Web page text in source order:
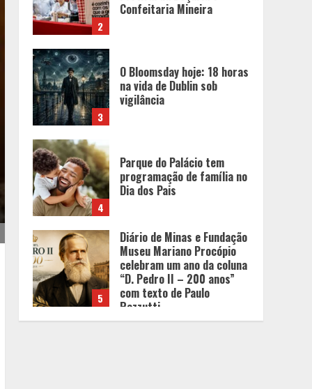
3
4
5
Diário de Minas e Fundação
“D. Pedro II – 200 anos”
com texto de Paulo
Rezzutti
Chegada da seca
impulsiona ritmo das obras
e reforça perspectivas